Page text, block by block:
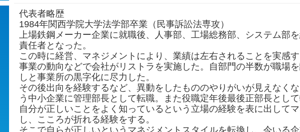
代表者略歴
1984年関西学院大学法学部卒業（民事訴訟法専攻）
上場鉄鋼メーカー企業に就職後、人事部、工場総務部、システム部
責任者となった。
この時に経営、マネジメントにより、業績は左右されることを実感
事業の動向などで会社がリストラを実施した。自部門の半数が職場
しと事業所の黒字化に尽力した。
その後出向を経験するなど、異動をしたもののやりがいが見えなく
う中小企業に管理部長として転職。また役職定年後最後正部長として
自分が正しいことをよく知っているという立場の経験を表に出して
し、こころが折れる経験をする。